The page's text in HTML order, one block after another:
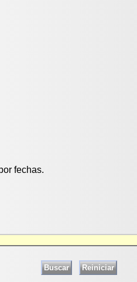
fechas.